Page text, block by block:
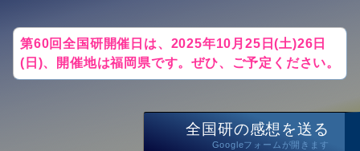
第60回全国研開催日は、2025年10月25日(土)26日
(日)、開催地は福岡県です。ぜひ、ご予定ください。
全国研の感想を送る
Googleフォームが開きます